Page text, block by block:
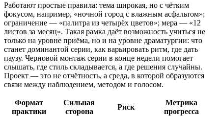
Работают простые правила: тема широкая, но с чётким
фокусом, например, «ночной город с влажным асфальтом»;
ограничение — «палитра из четырёх цветов»; мера — «12
листов за месяц». Такая рамка даёт возможность учиться не
только на уровне приёма, но и на уровне драматургии: что
станет доминантой серии, как варьировать ритм, где дать
паузу. Черновой монтаж серии в конце недели помогает
слышать, где стиль складывается, а где решения случайны.
Проект — это не отчётность, а среда, в которой образуются
связи между наблюдением, методом и голосом.
Формат
практики
Сильная
сторона
Риск
Метрика
прогресса